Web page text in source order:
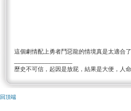
這個劇情配上勇者鬥惡龍的情境真是太適合
歷史不可信，起因是放屁，結果是大便，人
回頂端